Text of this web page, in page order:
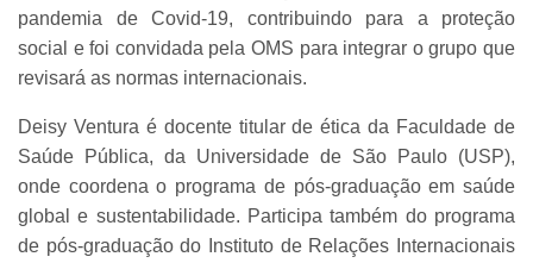
pandemia de Covid-19, contribuindo para a proteção
social e foi convidada pela OMS para integrar o grupo que
revisará as normas internacionais.
Deisy Ventura é docente titular de ética da Faculdade de
Saúde Pública, da Universidade de São Paulo (USP),
onde coordena o programa de pós-graduação em saúde
global e sustentabilidade. Participa também do programa
de pós-graduação do Instituto de Relações Internacionais